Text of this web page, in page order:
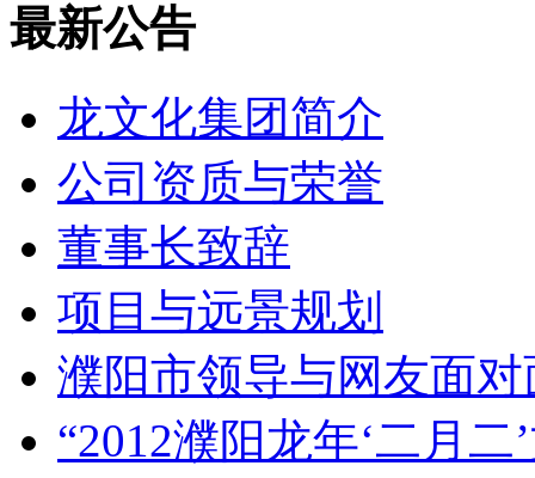
最新公告
龙文化集团简介
公司资质与荣誉
董事长致辞
项目与远景规划
濮阳市领导与网友面
“2012濮阳龙年‘二月